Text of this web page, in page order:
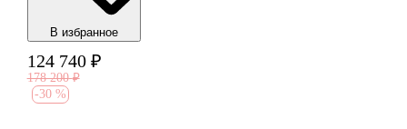
В избранноe
124 740 ₽
178 200 ₽
-30 %